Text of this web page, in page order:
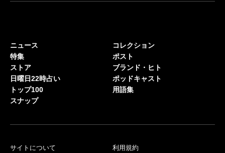
ニュース
特集
ストア
日曜日22時占い
トップ100
スナップ
コレクション
ポスト
ブランド・ヒト
ポッドキャスト
用語集
サイトについて
利用規約